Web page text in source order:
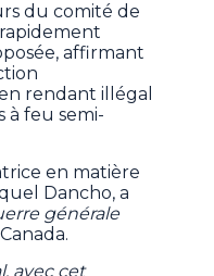
du comité de
affirmant
rendant illégal
à feu semi-
en matière
Dancho, a
générale
avec cet